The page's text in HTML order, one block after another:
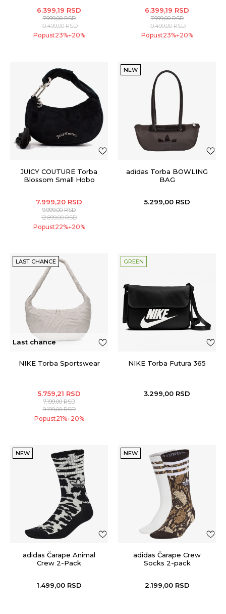
6.399,19 RSD
7.999,00RSD
10.499,00RSD
Popust23%+20%
6.399,19 RSD
7.999,00RSD
10.499,00RSD
Popust23%+20%
JUICY COUTURE Torba
Blossom Small Hobo
7.999,20 RSD
9.999,00RSD
12.899,00RSD
Popust22%+20%
NEW
adidas Torba BOWLING
BAG
5.299,00 RSD
LAST CHANCE
Last chance
NIKE Torba Sportswear
5.759,21 RSD
7.199,00RSD
9.199,00RSD
Popust21%+20%
GREEN
NIKE Torba Futura 365
3.299,00 RSD
NEW
adidas Čarape Animal
Crew 2-Pack
1.499,00 RSD
NEW
adidas Čarape Crew
Socks 2-pack
2.199,00 RSD